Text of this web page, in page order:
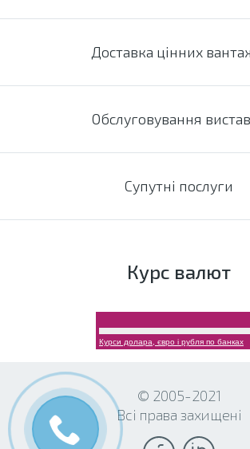
Доставка цінних
Обслуговування
Супутні послуги
Курс валют
Курси долара, євро і рубля по банках
© 2005-2021
Всі права захищені